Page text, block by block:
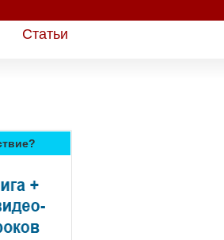
Статьи